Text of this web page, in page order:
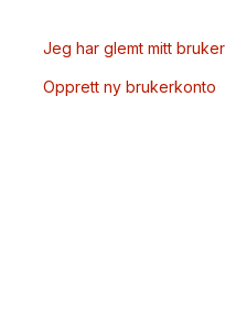
Jeg har glemt mitt
Opprett ny brukerkonto